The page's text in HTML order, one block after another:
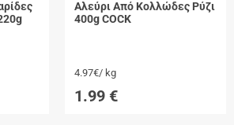
Αλεύρι Από Κολλώδες Ρύζι
400g COCK
4.97€/ kg
1.99 €